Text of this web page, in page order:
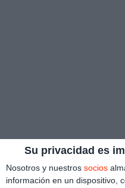
Su privacidad es
Nosotros y nuestros socios
información en un dispositivo,